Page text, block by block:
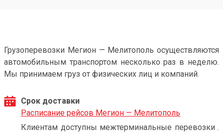
Грузоперевозки Мегион — Мелитополь осуществляются
автомобильным транспортом несколько раз в неделю.
Мы принимаем груз от физических лиц и компаний.
Срок доставки
Расписание рейсов Мегион — Мелитополь
Клиентам доступны межтерминальные перевозки .